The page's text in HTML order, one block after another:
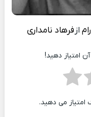
از فرهاد نامداری
امتیاز دهید!
امتیاز می دهید.